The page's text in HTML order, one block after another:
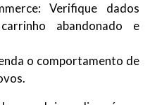
Verifique dados
abandonado e
o comportamento de